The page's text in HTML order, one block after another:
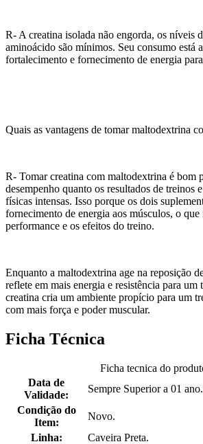
R- A creatina isolada não engorda, os níveis
aminoácido são mínimos. Seu consumo está
fortalecimento e fornecimento de energia
Quais as vantagens de tomar maltodextrina
R- Tomar creatina com maltodextrina é bom
desempenho quanto os resultados de treinos
físicas intensas. Isso porque os dois
fornecimento de energia aos músculos, o
performance e os efeitos do treino.
Enquanto a maltodextrina age na reposição
reflete em mais energia e resistência para um
creatina cria um ambiente propício para um
com mais força e poder muscular.
Ficha Técnica
Ficha tecnica do
Data de
Validade:
Sempre Superior a 01 ano.
Condição do
Item:
Novo.
Linha:
Caveira Preta.